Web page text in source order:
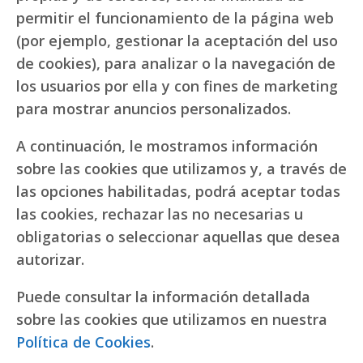
permitir el funcionamiento de la página web
(por ejemplo, gestionar la aceptación del uso
de cookies), para analizar o la navegación de
los usuarios por ella y con fines de marketing
para mostrar anuncios personalizados.
A continuación, le mostramos información
sobre las cookies que utilizamos y, a través de
las opciones habilitadas, podrá aceptar todas
las cookies, rechazar las no necesarias u
obligatorias o seleccionar aquellas que desea
autorizar.
Puede consultar la información detallada
sobre las cookies que utilizamos en nuestra
Política de Cookies.